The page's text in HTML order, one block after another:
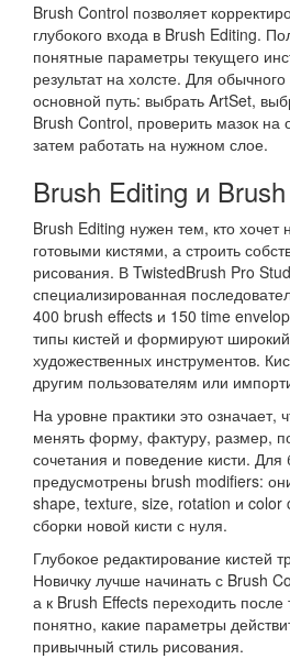
Brush Control позволяет
глубокого входа в Brush Editing.
понятные параметры текущего
результат на холсте. Для
основной путь: выбрать ArtSet,
Brush Control, проверить мазок на
затем работать на нужном слое.
Brush Editing и
Brush Editing нужен тем, кто хочет
готовыми кистями, а строить
рисования. В TwistedBrush Pro
специализированная
400 brush effects и 150 time
типы кистей и формируют
художественных инструментов.
другим пользователям или
На уровне практики это означает,
менять форму, фактуру, размер,
сочетания и поведение кисти.
предусмотрены brush modifiers:
shape, texture, size, rotation и color
сборки новой кисти с нуля.
Глубокое редактирование кистей
Новичку лучше начинать с Brush
а к Brush Effects переходить после
понятно, какие параметры
привычный стиль рисования.